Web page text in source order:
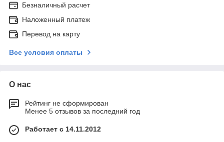
Безналичный расчет
Наложенный платеж
Перевод на карту
Все условия оплаты
О нас
Рейтинг не сформирован
Менее 5 отзывов за последний год
Работает с 14.11.2012